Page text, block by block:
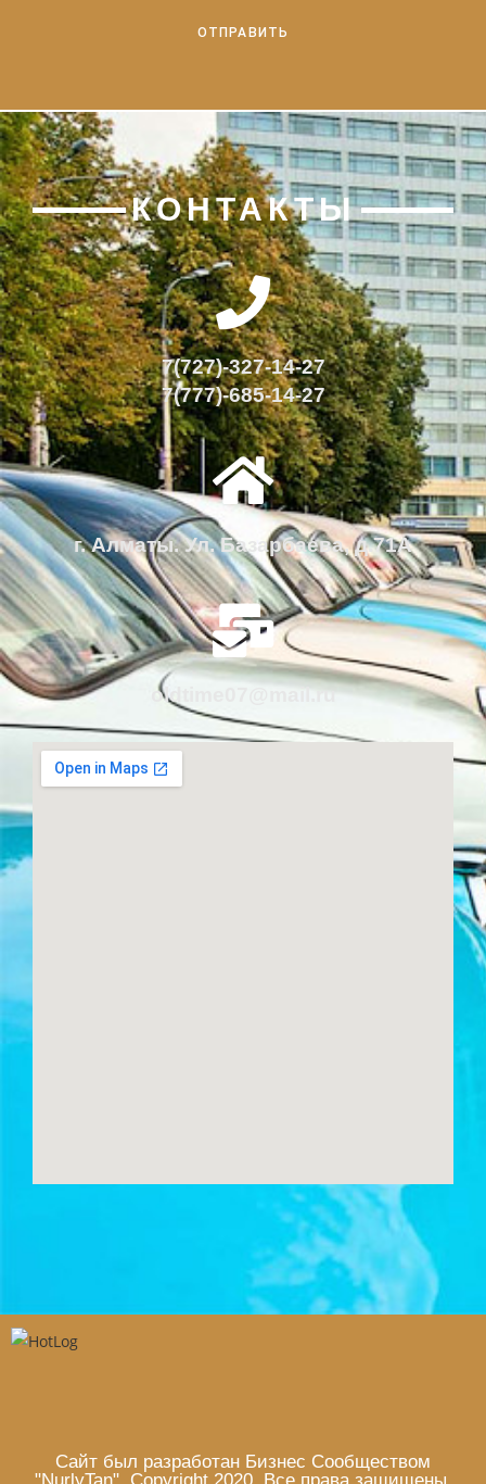
КОНТАКТЫ
7(727)-327-14-27
7(777)-685-14-27
г. Алматы. Ул. Базарбаева, д.71А
oldtime07@mail.ru
Сайт был разработан Бизнес Сообществом